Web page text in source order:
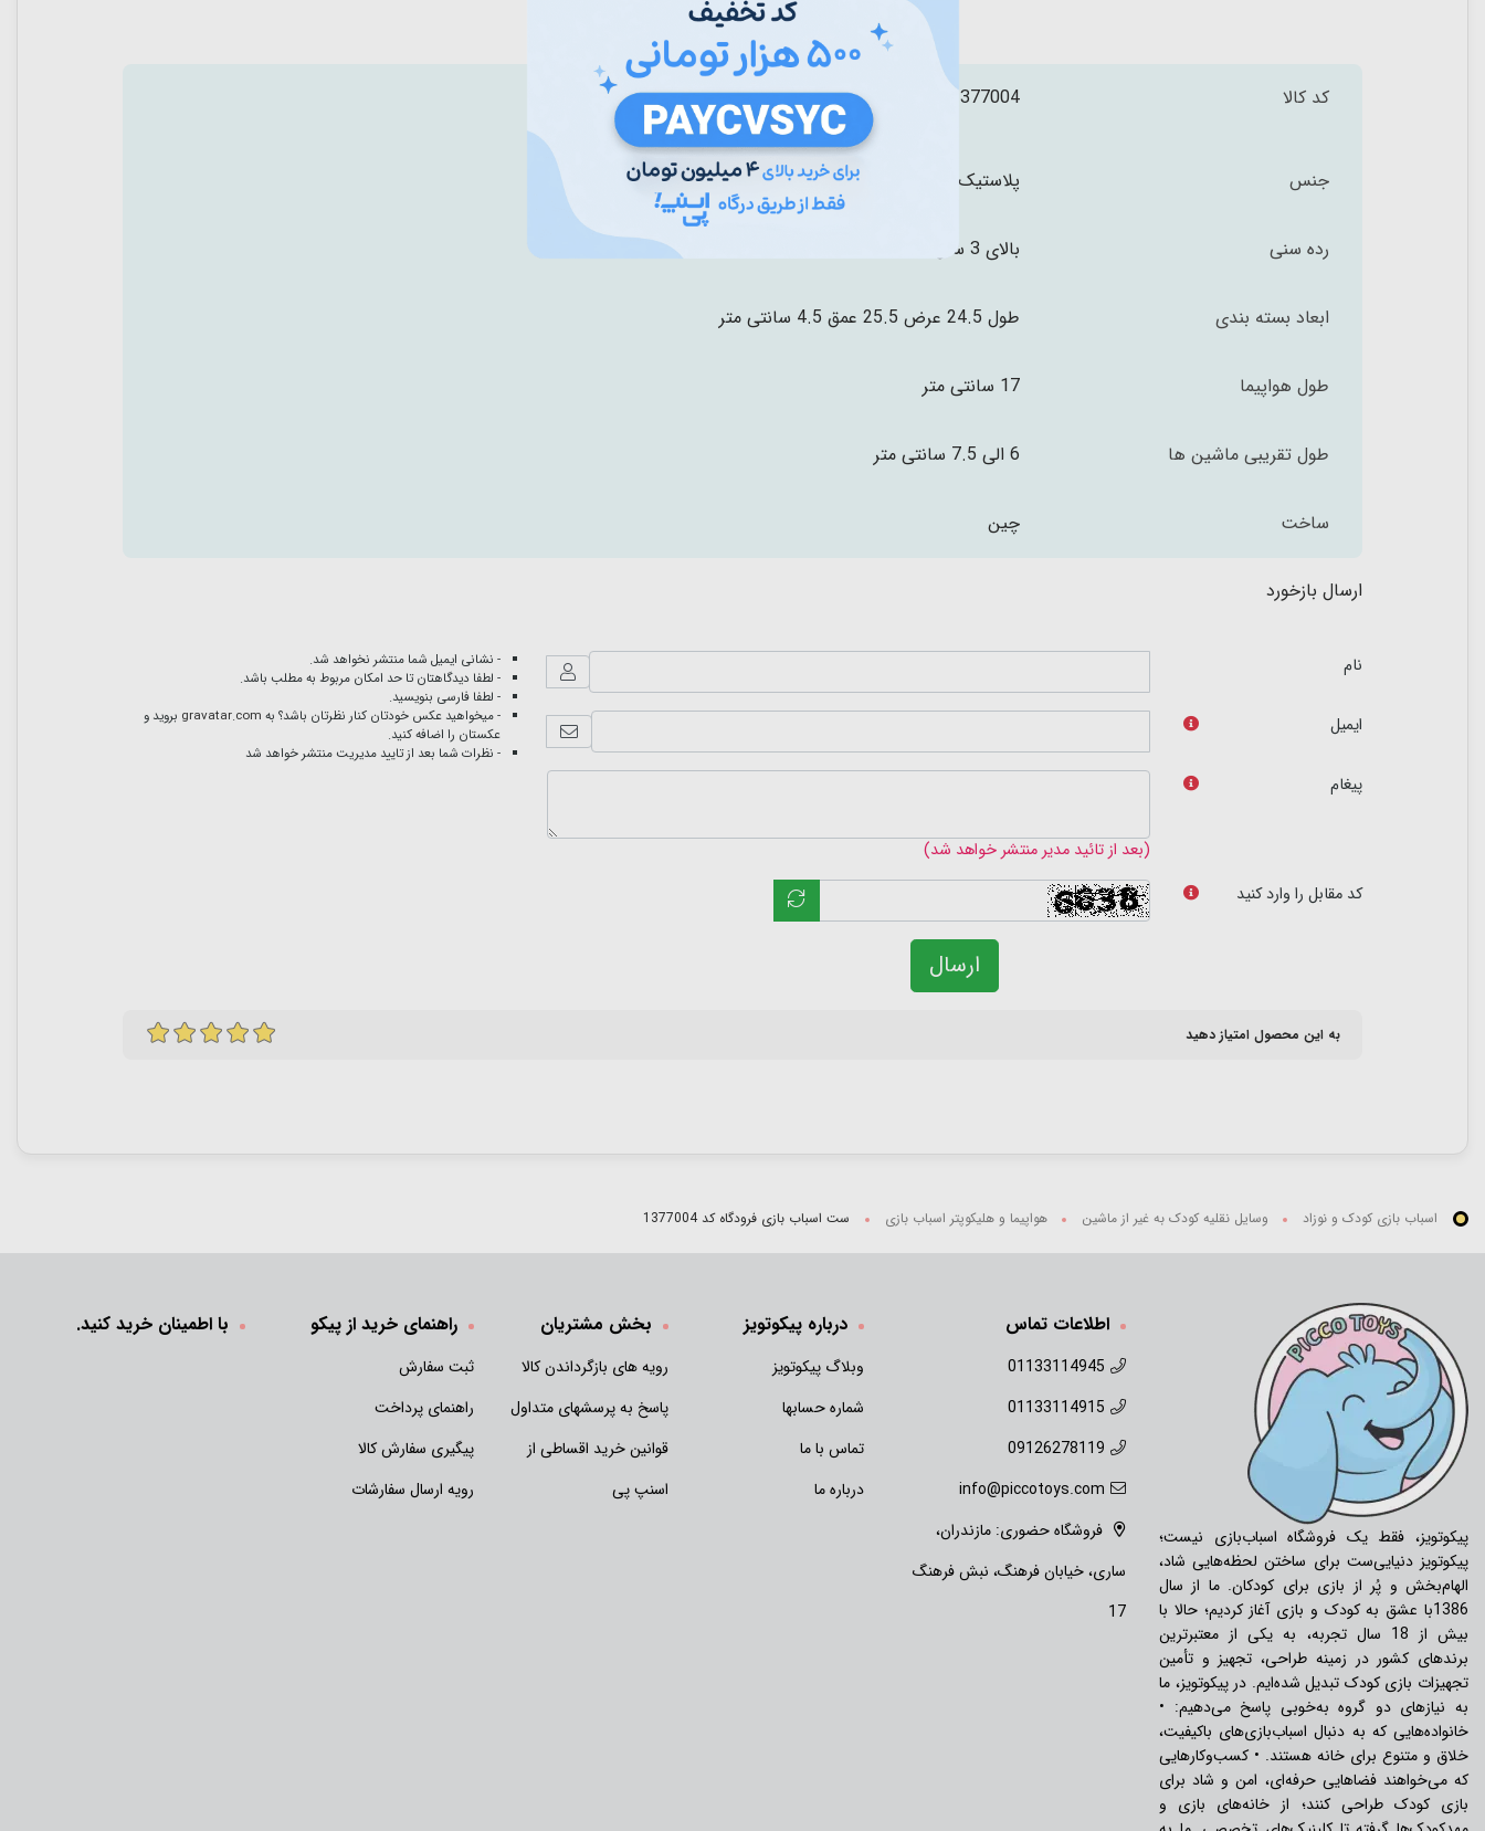
کد کالا 1377004
جنس پلاستیک درجه یک
رده سنی بالای 3 سال
ابعاد بسته بندی طول 24.5 عرض 25.5 عمق 4.5 سانتی متر
طول هواپیما 17 سانتی متر
طول تقریبی ماشین ها 6 الی 7.5 سانتی متر
ساخت چین
ارسال بازخورد
نام
ایمیل
پیغام
(بعد از تائید مدیر منتشر خواهد شد)
کد مقابل را وارد کنید
ارسال
- نشانی ایمیل شما منتشر نخواهد شد.
- لطفا دیدگاهتان تا حد امکان مربوط به مطلب باشد.
- لطفا فارسی بنویسید.
- میخواهید عکس خودتان کنار نظرتان باشد؟ به gravatar.com بروید و
عکستان را اضافه کنید.
- نظرات شما بعد از تایید مدیریت منتشر خواهد شد
به این محصول امتیاز دهید
اسباب بازی کودک و نوزاد وسایل نقلیه کودک به غیر از ماشین هواپیما و هلیکوپتر اسباب بازی ست اسباب بازی فرودگاه کد 1377004
پیکوتویز، فقط یک فروشگاه اسباب‌بازی نیست؛
پیکوتویز دنیایی‌ست برای ساختن لحظه‌هایی شاد،
الهام‌بخش و پُر از بازی برای کودکان. ما از سال
1386با عشق به کودک و بازی آغاز کردیم؛ حالا با
بیش از 18 سال تجربه، به یکی از معتبرترین
برندهای کشور در زمینه طراحی، تجهیز و تأمین
تجهیزات بازی کودک تبدیل شده‌ایم. در پیکوتویز، ما
به نیازهای دو گروه به‌خوبی پاسخ می‌دهیم: •
خانواده‌هایی که به دنبال اسباب‌بازی‌های باکیفیت،
خلاق و متنوع برای خانه هستند. • کسب‌وکارهایی
که می‌خواهند فضاهایی حرفه‌ای، امن و شاد برای
بازی کودک طراحی کنند؛ از خانه‌های بازی و
اطلاعات تماس
01133114945
01133114915
09126278119
info@piccotoys.com
فروشگاه حضوری: مازندران،
ساری، خیابان فرهنگ، نبش فرهنگ
17
درباره پیکوتویز
وبلاگ پیکوتویز
شماره حسابها
تماس با ما
درباره ما
بخش مشتریان
رویه های بازگرداندن کالا
پاسخ به پرسشهای متداول
قوانین خرید اقساطی از
اسنپ پی
راهنمای خرید از پیکو
ثبت سفارش
راهنمای پرداخت
پیگیری سفارش کالا
رویه ارسال سفارشات
با اطمینان خرید کنید.